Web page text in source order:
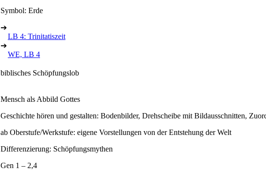
Symbol: Erde
➔
LB 4: Trinitatiszeit
➔
WE, LB 4
biblisches Schöpfungslob
Mensch als Abbild Gottes
Geschichte hören und gestalten: Bodenbilder, Drehscheibe mit Bildausschnitten,
ab Oberstufe/Werkstufe: eigene Vorstellungen von der Entstehung der Welt
Differenzierung: Schöpfungsmythen
Gen 1 – 2,4